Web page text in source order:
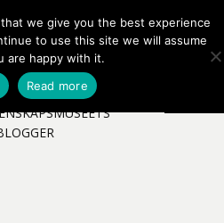
MENY EN NB
we give you the best experience
to use this site we will assume
are happy with it.
Read more